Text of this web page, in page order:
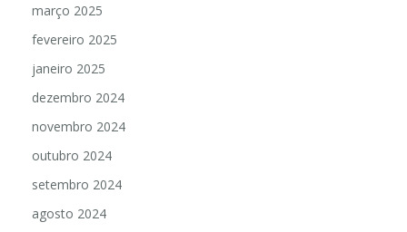
março 2025
fevereiro 2025
janeiro 2025
dezembro 2024
novembro 2024
outubro 2024
setembro 2024
agosto 2024